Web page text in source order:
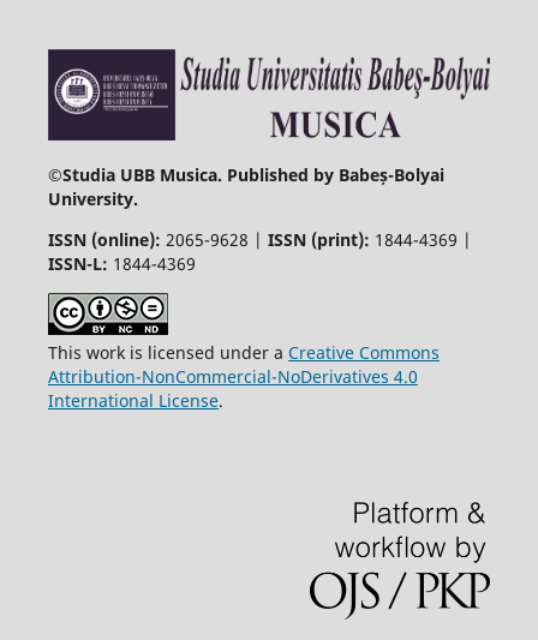
©Studia UBB Musica. Published by Babeș-Bolyai
University.
ISSN (online): 2065-9628 | ISSN (print): 1844-4369 |
ISSN-L: 1844-4369
This work is licensed under a Creative Commons
Attribution-NonCommercial-NoDerivatives 4.0
International License.